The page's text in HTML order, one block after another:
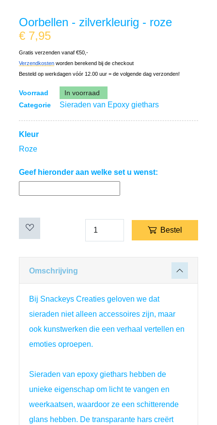
Oorbellen - zilverkleurig - roze
€ 7,95
Gratis verzenden vanaf €50,-
Verzendkosten worden berekend bij de checkout
Besteld op werkdagen vóór 12.00 uur = de volgende dag verzonden!
Voorraad
In voorraad
Categorie
Sieraden van Epoxy giethars
Kleur
Roze
Geef hieronder aan welke set u wenst:
Bestel
Omschrijving
Bij Snackeys Creaties geloven we dat
sieraden niet alleen accessoires zijn, maar
ook kunstwerken die een verhaal vertellen en
emoties oproepen.
Sieraden van epoxy giethars hebben de
unieke eigenschap om licht te vangen en
weerkaatsen, waardoor ze een schitterende
glans hebben. De transparante hars creërt